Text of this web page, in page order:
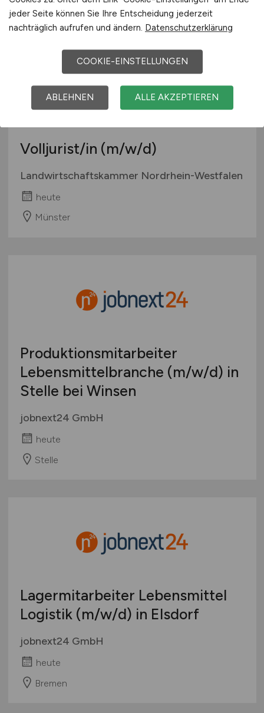
Hildesheim
Volljurist/in (m/w/d)
Landwirtschaftskammer Nordrhein-Westfalen
heute
Münster
Produktionsmitarbeiter
Lebensmittelbranche (m/w/d) in
Stelle bei Winsen
jobnext24 GmbH
heute
Stelle
Lagermitarbeiter Lebensmittel
Logistik (m/w/d) in Elsdorf
jobnext24 GmbH
heute
Bremen
jeder Seite können Sie Ihre Entscheidung jederzeit
nachträglich aufrufen und ändern. Datenschutzerklärung
COOKIE-EINSTELLUNGEN
ABLEHNEN ALLE AKZEPTIEREN